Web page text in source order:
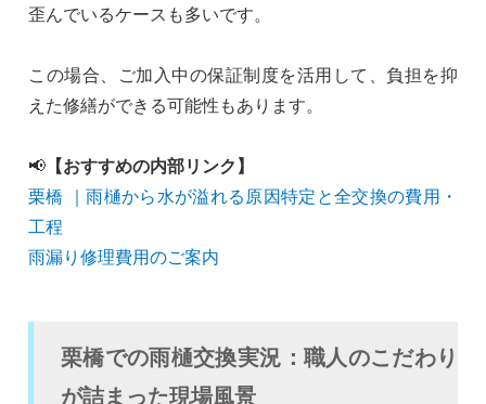
歪んでいるケースも多いです。
この場合、ご加入中の保証制度を活用して、負担を抑
えた修繕ができる可能性もあります。
📢 【おすすめの内部リンク】
栗橋 ｜雨樋から水が溢れる原因特定と全交換の費用・
工程
雨漏り修理費用のご案内
栗橋での雨樋交換実況：職人のこだわり
が詰まった現場風景